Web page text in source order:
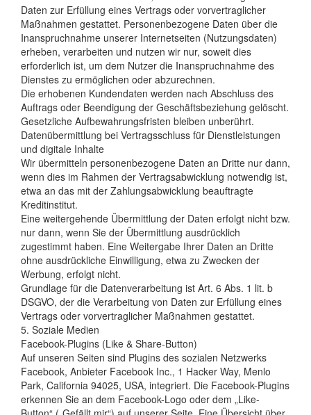
Daten zur Erfüllung eines Vertrags oder vorvertraglicher
Maßnahmen gestattet. Personenbezogene Daten über die
Inanspruchnahme unserer Internetseiten (Nutzungsdaten)
erheben, verarbeiten und nutzen wir nur, soweit dies
erforderlich ist, um dem Nutzer die Inanspruchnahme des
Dienstes zu ermöglichen oder abzurechnen.
Die erhobenen Kundendaten werden nach Abschluss des
Auftrags oder Beendigung der Geschäftsbeziehung gelöscht.
Gesetzliche Aufbewahrungsfristen bleiben unberührt.
Datenübermittlung bei Vertragsschluss für Dienstleistungen
und digitale Inhalte
Wir übermitteln personenbezogene Daten an Dritte nur dann,
wenn dies im Rahmen der Vertragsabwicklung notwendig ist,
etwa an das mit der Zahlungsabwicklung beauftragte
Kreditinstitut.
Eine weitergehende Übermittlung der Daten erfolgt nicht bzw.
nur dann, wenn Sie der Übermittlung ausdrücklich
zugestimmt haben. Eine Weitergabe Ihrer Daten an Dritte
ohne ausdrückliche Einwilligung, etwa zu Zwecken der
Werbung, erfolgt nicht.
Grundlage für die Datenverarbeitung ist Art. 6 Abs. 1 lit. b
DSGVO, der die Verarbeitung von Daten zur Erfüllung eines
Vertrags oder vorvertraglicher Maßnahmen gestattet.
5. Soziale Medien
Facebook-Plugins (Like & Share-Button)
Auf unseren Seiten sind Plugins des sozialen Netzwerks
Facebook, Anbieter Facebook Inc., 1 Hacker Way, Menlo
Park, California 94025, USA, integriert. Die Facebook-Plugins
erkennen Sie an dem Facebook-Logo oder dem „Like-